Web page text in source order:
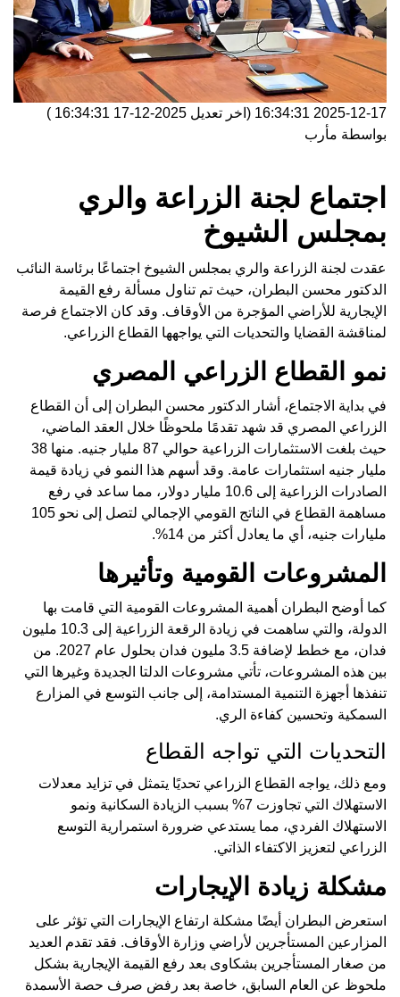
2025-12-17 16:34:31 (اخر تعديل 2025-12-17 16:34:31
)
بواسطة مأرب
اجتماع لجنة الزراعة والري
بمجلس الشيوخ
عقدت لجنة الزراعة والري بمجلس الشيوخ اجتماعًا برئاسة النائب
الدكتور محسن البطران، حيث تم تناول مسألة رفع القيمة
الإيجارية للأراضي المؤجرة من الأوقاف. وقد كان الاجتماع فرصة
لمناقشة القضايا والتحديات التي يواجهها القطاع الزراعي.
نمو القطاع الزراعي المصري
في بداية الاجتماع، أشار الدكتور محسن البطران إلى أن القطاع
الزراعي المصري قد شهد تقدمًا ملحوظًا خلال العقد الماضي،
حيث بلغت الاستثمارات الزراعية حوالي 87 مليار جنيه. منها 38
مليار جنيه استثمارات عامة. وقد أسهم هذا النمو في زيادة قيمة
الصادرات الزراعية إلى 10.6 مليار دولار، مما ساعد في رفع
مساهمة القطاع في الناتج القومي الإجمالي لتصل إلى نحو 105
مليارات جنيه، أي ما يعادل أكثر من 14%.
المشروعات القومية وتأثيرها
كما أوضح البطران أهمية المشروعات القومية التي قامت بها
الدولة، والتي ساهمت في زيادة الرقعة الزراعية إلى 10.3 مليون
فدان، مع خطط لإضافة 3.5 مليون فدان بحلول عام 2027. من
بين هذه المشروعات، تأتي مشروعات الدلتا الجديدة وغيرها التي
تنفذها أجهزة التنمية المستدامة، إلى جانب التوسع في المزارع
السمكية وتحسين كفاءة الري.
التحديات التي تواجه القطاع
ومع ذلك، يواجه القطاع الزراعي تحديًا يتمثل في تزايد معدلات
الاستهلاك التي تجاوزت 7% بسبب الزيادة السكانية ونمو
الاستهلاك الفردي، مما يستدعي ضرورة استمرارية التوسع
الزراعي لتعزيز الاكتفاء الذاتي.
مشكلة زيادة الإيجارات
استعرض البطران أيضًا مشكلة ارتفاع الإيجارات التي تؤثر على
المزارعين المستأجرين لأراضي وزارة الأوقاف. فقد تقدم العديد
من صغار المستأجرين بشكاوى بعد رفع القيمة الإيجارية بشكل
ملحوظ عن العام السابق، خاصة بعد رفض صرف حصة الأسمدة